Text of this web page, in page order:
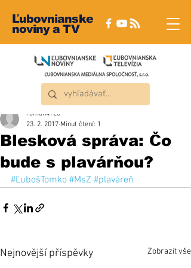
Ľubovnianske
noviny a TV
Blesková správa: Čo
bude s plavárňou?
roman4723
23. 2. 2017 Minut čtení: 1
#ĽubošTomko #MsZ #plaváreň
Nejnovější příspěvky Zobrazit vše